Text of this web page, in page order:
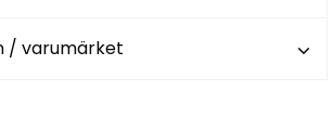
/ varumärket